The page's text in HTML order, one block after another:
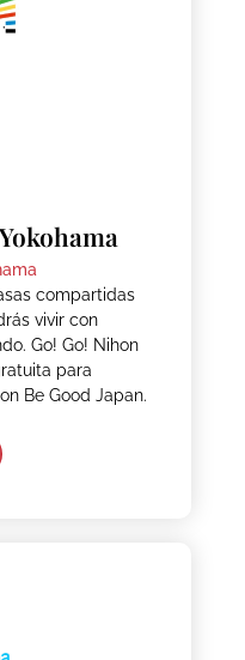
compartidas
vivir con
Go! Go! Nihon
para
Be Good Japan.